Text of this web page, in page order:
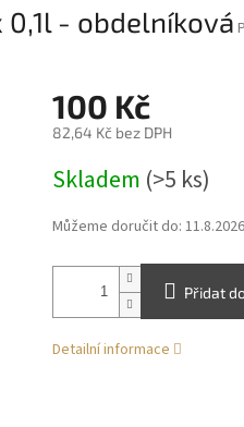
- obdelníková
100 Kč
82,64 Kč bez DPH
cena:
Skladem (>5 ks)
Můžeme doručit do: 11.8.2026
Přidat
Detailní informace